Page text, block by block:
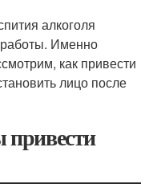
алкоголя
Именно
как привести
лицо после
привести